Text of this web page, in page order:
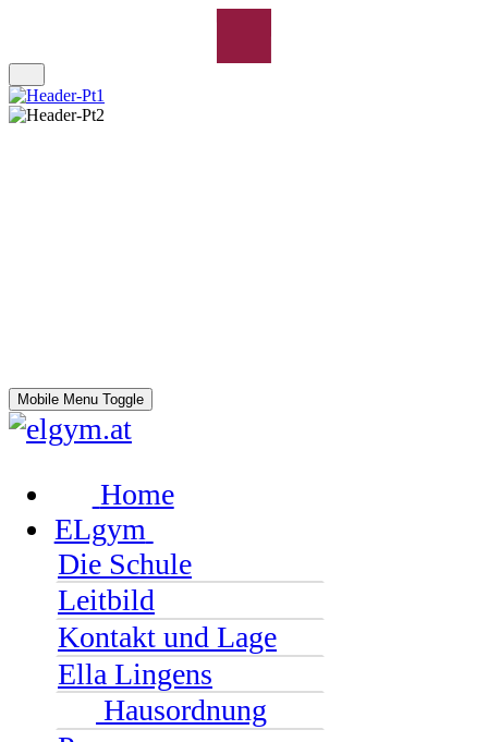
Mobile Menu Toggle
Home
ELgym
Die Schule
Leitbild
Kontakt und Lage
Ella Lingens
Hausordnung